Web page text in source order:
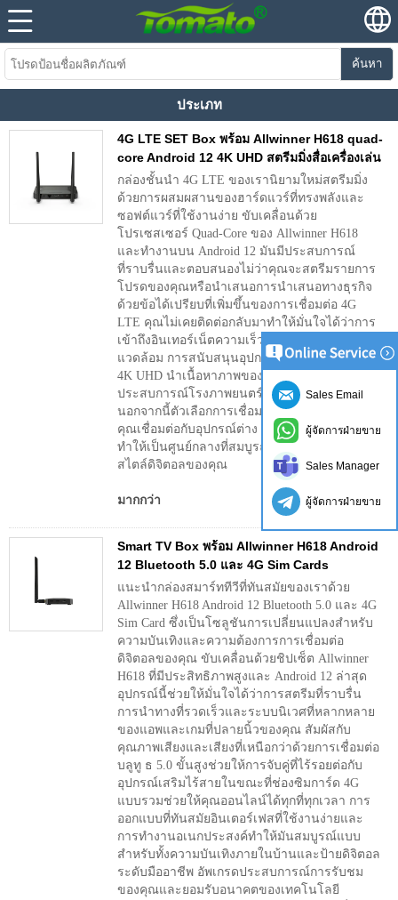
ค้นหา
ประเภท
4G LTE SET Box พร้อม Allwinner H618 quad-
core Android 12 4K UHD สตรีมมิ่งสื่อเครื่องเล่น
กล่องชั้นนำ 4G LTE ของเรานิยามใหม่สตรีมมิ่ง
ด้วยการผสมผสานของฮาร์ดแวร์ที่ทรงพลังและ
ซอฟต์แวร์ที่ใช้งานง่าย ขับเคลื่อนด้วย
โปรเซสเซอร์ Quad-Core ของ Allwinner H618
และทำงานบน Android 12 มันมีประสบการณ์
ที่ราบรื่นและตอบสนองไม่ว่าคุณจะสตรีมรายการ
โปรดของคุณหรือนำเสนอการนำเสนอทางธุรกิจ
ด้วยข้อได้เปรียบที่เพิ่มขึ้นของการเชื่อมต่อ 4G
LTE คุณไม่เคยติดต่อกลับมาทำให้มั่นใจได้ว่าการ
เข้าถึงอินเทอร์เน็ตความเร็วสูงในทุกสภาพ
แวดล้อม การสนับสนุนอุปกรณ์สำหรับการสตรีม
4K UHD นำเนื้อหาภาพของคุณมาสู่ชีวิตให้
ประสบการณ์โรงภาพยนตร์ในห้องนั่งเล่นของคุณ
นอกจากนี้ตัวเลือกการเชื่อมต่อที่ครอบคลุมช่วยให้
คุณเชื่อมต่อกับอุปกรณ์ต่าง ๆ ได้อย่างง่ายดาย
ทำให้เป็นศูนย์กลางที่สมบูรณ์แบบสำหรับไลฟ์
สไตล์ดิจิตอลของคุณ
มากกว่า
Smart TV Box พร้อม Allwinner H618 Android
12 Bluetooth 5.0 และ 4G Sim Cards
แนะนำกล่องสมาร์ททีวีที่ทันสมัยของเราด้วย
Allwinner H618 Android 12 Bluetooth 5.0 และ 4G
Sim Card ซึ่งเป็นโซลูชันการเปลี่ยนแปลงสำหรับ
ความบันเทิงและความต้องการการเชื่อมต่อ
ดิจิตอลของคุณ ขับเคลื่อนด้วยชิปเซ็ต Allwinner
H618 ที่มีประสิทธิภาพสูงและ Android 12 ล่าสุด
อุปกรณ์นี้ช่วยให้มั่นใจได้ว่าการสตรีมที่ราบรื่น
การนำทางที่รวดเร็วและระบบนิเวศที่หลากหลาย
ของแอพและเกมที่ปลายนิ้วของคุณ สัมผัสกับ
คุณภาพเสียงและเสียงที่เหนือกว่าด้วยการเชื่อมต่อ
บลูทู ธ 5.0 ขั้นสูงช่วยให้การจับคู่ที่ไร้รอยต่อกับ
อุปกรณ์เสริมไร้สายในขณะที่ช่องซิมการ์ด 4G
แบบรวมช่วยให้คุณออนไลน์ได้ทุกที่ทุกเวลา การ
ออกแบบที่ทันสมัยอินเตอร์เฟสที่ใช้งานง่ายและ
การทำงานอเนกประสงค์ทำให้มันสมบูรณ์แบบ
สำหรับทั้งความบันเทิงภายในบ้านและป้ายดิจิตอล
ระดับมืออาชีพ อัพเกรดประสบการณ์การรับชม
ของคุณและยอมรับอนาคตของเทคโนโลยี
Sales Email
ผู้จัดการฝ่ายขาย
Sales Manager
ผู้จัดการฝ่ายขาย